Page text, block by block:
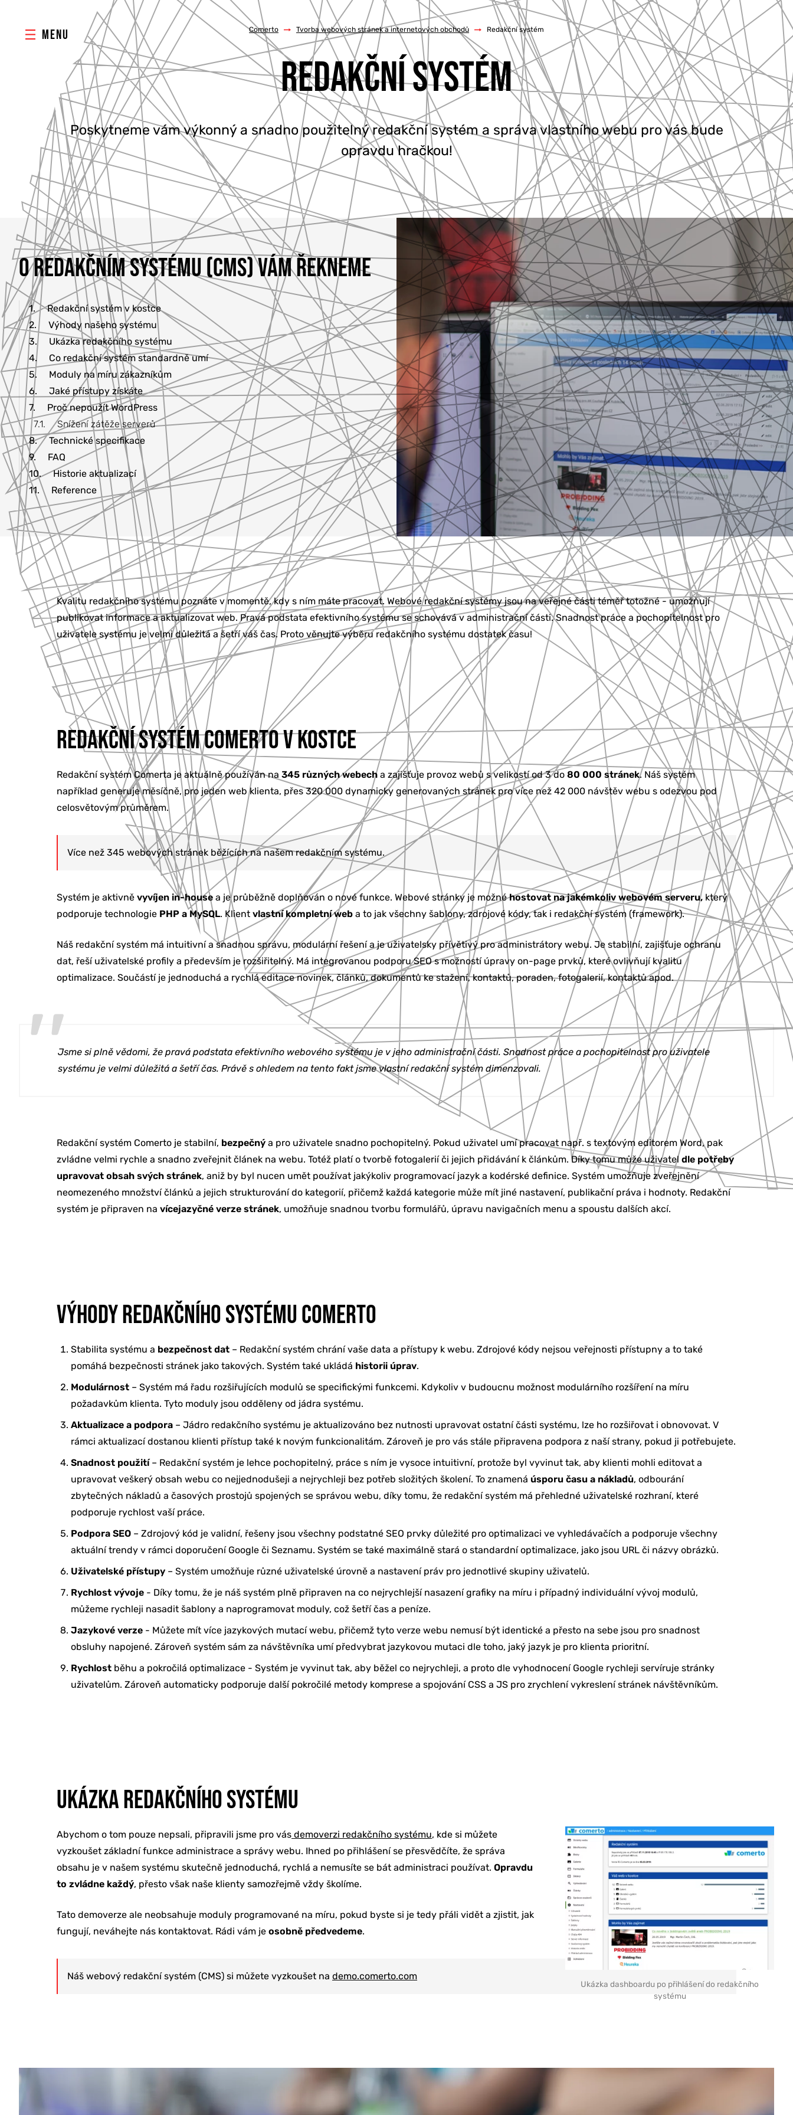
MENU
ONLINE MARKETING
PORADENSTVÍ & ŠKOLENÍ
REFERENCE
O NÁS
KONTAKTY
Comerto / Tvorba webových stránek a internetových obchodů / Redakční systém
REDAKČNÍ SYSTÉM
Poskytneme vám výkonný a snadno použitelný redakční systém a správa vlastního webu pro vás bude
opravdu hračkou!
O REDAKČNÍM SYSTÉMU (CMS) VÁM ŘEKNEME
1.
Redakční systém v kostce
2.
Výhody našeho systému
3.
Ukázka redakčního systému
4.
Co redakční systém standardně umí
5.
Moduly na míru zákazníkům
6.
Jaké přístupy získáte
7.
Proč nepoužít WordPress
7.1.
Snížení zátěže serverů
8.
Technické specifikace
9.
FAQ
10.
Historie aktualizací
11.
Reference
Kvalitu redakčního systému poznáte v momentě, kdy s ním máte pracovat. Webové redakční systémy jsou na veřejné části téměř totožné - umožňují
publikovat informace a aktualizovat web. Pravá podstata efektivního systému se schovává v administrační části. Snadnost práce a pochopitelnost pro
uživatele systému je velmi důležitá a šetří váš čas. Proto věnujte výběru redakčního systému dostatek času!
REDAKČNÍ SYSTÉM COMERTO V KOSTCE
Redakční systém Comerta je aktuálně používán na 345 různých webech a zajišťuje provoz webů s velikostí od 3 do 80 000 stránek. Náš systém
například generuje měsíčně, pro jeden web klienta, přes 320 000 dynamicky generovaných stránek pro více než 42 000 návštěv webu s odezvou pod
celosvětovým průměrem.
Více než 345 webových stránek běžících na našem redakčním systému.
Systém je aktivně vyvíjen in-house a je průběžně doplňován o nové funkce. Webové stránky je možnéhostovat na jakémkoliv webovém serveru, který
podporuje technologie PHP a MySQL. Klient vlastní kompletní web a to jak všechny šablony, zdrojové kódy, tak i redakční systém (framework).
Náš redakční systém má intuitivní a snadnou správu, modulární řešení a je uživatelsky přívětivý pro administrátory webu. Je stabilní, zajišťuje ochranu
dat, řeší uživatelské profily a především je rozšiřitelný. Má integrovanou podporu SEO s možností úpravy on-page prvků, které ovlivňují kvalitu
optimalizace. Součástí je jednoduchá a rychlá editace novinek, článků, dokumentů ke stažení, kontaktů, poraden, fotogalerií, kontaktů apod.
Jsme si plně vědomi, že pravá podstata efektivního webového systému je v jeho administrační části. Snadnost práce a pochopitelnost pro uživatele
systému je velmi důležitá a šetří čas. Právě s ohledem na tento fakt jsme vlastní redakční systém dimenzovali.
Redakční systém Comerto je stabilní, bezpečný a pro uživatele snadno pochopitelný. Pokud uživatel umí pracovat např. s textovým editorem Word, pak
zvládne velmi rychle a snadno zveřejnit článek na webu. Totéž platí o tvorbě fotogalerií či jejich přidávání k článkům. Díky tomu může uživatel dle potřeby
upravovat obsah svých stránek, aniž by byl nucen umět používat jakýkoliv programovací jazyk a kodérské definice. Systém umožňuje zveřejnění
neomezeného množství článků a jejich strukturování do kategorií, přičemž každá kategorie může mít jiné nastavení, publikační práva i hodnoty. Redakční
systém je připraven na vícejazyčné verze stránek, umožňuje snadnou tvorbu formulářů, úpravu navigačních menu a spoustu dalších akcí.
VÝHODY REDAKČNÍHO SYSTÉMU COMERTO
Stabilita systému a bezpečnost dat – Redakční systém chrání vaše data a přístupy k webu. Zdrojové kódy nejsou veřejnosti přístupny a to také
pomáhá bezpečnosti stránek jako takových. Systém také ukládá historii úprav.
Modulárnost – Systém má řadu rozšiřujících modulů se specifickými funkcemi. Kdykoliv v budoucnu možnost modulárního rozšíření na míru
požadavkům klienta. Tyto moduly jsou odděleny od jádra systému.
Aktualizace a podpora – Jádro redakčního systému je aktualizováno bez nutnosti upravovat ostatní části systému, lze ho rozšiřovat i obnovovat. V
rámci aktualizací dostanou klienti přístup také k novým funkcionalitám. Zároveň je pro vás stále připravena podpora z naší strany, pokud ji potřebujete.
Snadnost použití– Redakční systém je lehce pochopitelný, práce s ním je vysoce intuitivní, protože byl vyvinut tak, aby klienti mohli editovat a
upravovat veškerý obsah webu co nejjednodušeji a nejrychleji bez potřeb složitých školení. To znamená úsporu času a nákladů, odbourání
zbytečných nákladů a časových prostojů spojených se správou webu, díky tomu, že redakční systém má přehledné uživatelské rozhraní, které
podporuje rychlost vaší práce.
Podpora SEO – Zdrojový kód je validní, řešeny jsou všechny podstatné SEO prvky důležité pro optimalizaci ve vyhledávačích a podporuje všechny
aktuální trendy v rámci doporučení Google či Seznamu. Systém se také maximálně stará o standardní optimalizace, jako jsou URL či názvy obrázků.
Uživatelské přístupy – Systém umožňuje různé uživatelské úrovně a nastavení práv pro jednotlivé skupiny uživatelů.
Rychlost vývoje - Díky tomu, že je náš systém plně připraven na co nejrychlejší nasazení grafiky na míru i případný individuální vývoj modulů,
můžeme rychleji nasadit šablony a naprogramovat moduly, což šetří čas a peníze.
Jazykové verze - Můžete mít více jazykových mutací webu, přičemž tyto verze webu nemusí být identické a přesto na sebe jsou pro snadnost
obsluhy napojené. Zároveň systém sám za návštěvníka umí předvybrat jazykovou mutaci dle toho, jaký jazyk je pro klienta prioritní.
Rychlost běhu a pokročilá optimalizace - Systém je vyvinut tak, aby běžel co nejrychleji, a proto dle vyhodnocení Google rychleji servíruje stránky
uživatelům. Zároveň automaticky podporuje další pokročilé metody komprese a spojování CSS a JS pro zrychlení vykreslení stránek návštěvníkům.
UKÁZKA REDAKČNÍHO SYSTÉMU
Ukázka dashboardu po přihlášení do redakčního
systému
Abychom o tom pouze nepsali, připravili jsme pro vás demoverzi redakčního systému, kde si můžete
vyzkoušet základní funkce administrace a správy webu. Ihned po přihlášení se přesvědčíte, že správa
obsahu je v našem systému skutečně jednoduchá, rychlá a nemusíte se bát administraci používat. Opravdu
to zvládne každý, přesto však naše klienty samozřejmě vždy školíme.
Tato demoverze ale neobsahuje moduly programované na míru, pokud byste si je tedy přáli vidět a zjistit, jak
fungují, neváhejte nás kontaktovat. Rádi vám je osobně předvedeme.
Náš webový redakční systém (CMS) si můžete vyzkoušet na demo.comerto.com